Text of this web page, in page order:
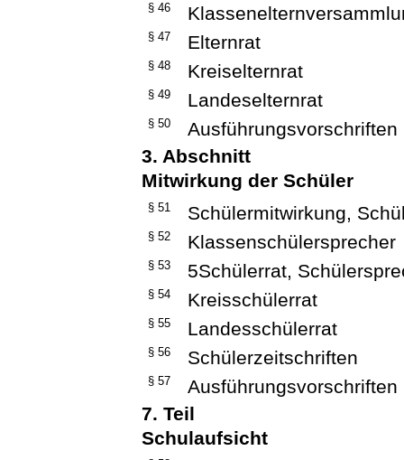
§ 46
§ 47 Elternrat
§ 48 Kreiselternrat
§ 49 Landeselternrat
§ 50
Ausführungsvorschriften
3. Abschnitt
Mitwirkung der Schüler
§ 51 Schülermitwirkung,
§ 52 Klassenschülersprecher
§ 53 5Schülerrat,
§ 54 Kreisschülerrat
§ 55 Landesschülerrat
§ 56 Schülerzeitschriften
§ 57
Ausführungsvorschriften
7. Teil
Schulaufsicht